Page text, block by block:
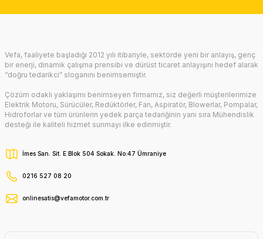
Vefa, faaliyete başladığı 2012 yılı itibariyle, sektörde yeni bir anlayış, genç
bir enerji, dinamik çalışma prensibi ve dürüst ticaret anlayışını hedef alarak
“doğru tedarikci” sloganını benimsemiştir.
Çözüm odaklı yaklaşımı benimseyen firmamız, siz değerli müşterilerimize
Elektrik Motoru, Sürücüler, Redüktörler, Fan, Aspiratör, Blowerlar, Pompalar,
Hidroforlar ve tüm ürünlerin yedek parça tedariğinin yanı sıra Mühendislik
desteği ile kaliteli hizmet sunmayı ilke edinmiştir.
İmes San. Sit. E Blok 504 Sokak. No:47 Ümraniye
0216 527 08 20
onlinesatis@vefamotor.com.tr